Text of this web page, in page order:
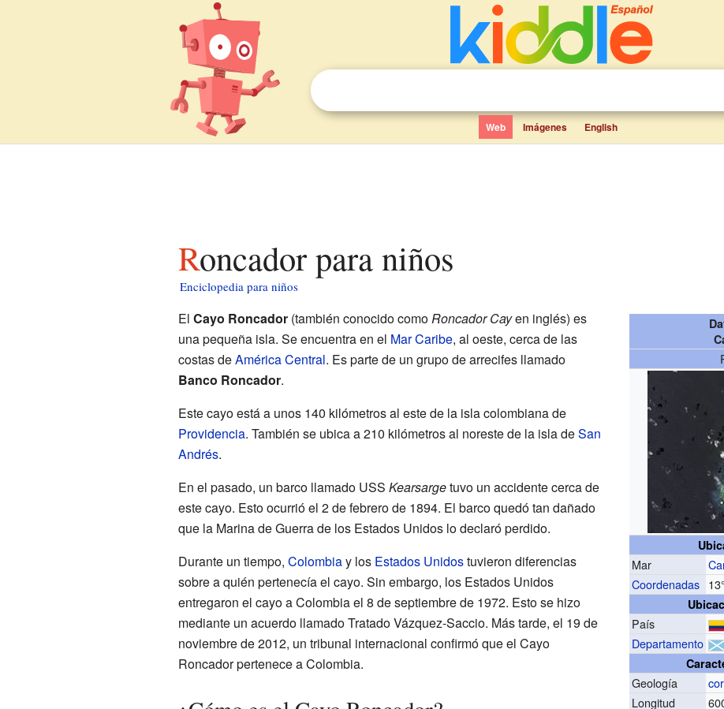
Web Imágenes English
Roncador para niños
Enciclopedia para niños
Mar
Coordenadas
País
Departamento
Geología
Longitud
El Cayo Roncador(también conocido comoRoncador Cayen inglés) es
una pequeña isla. Se encuentra en el Mar Caribe, al oeste, cerca de las
costas deAmérica Central. Es parte de un grupo de arrecifes llamado
Banco Roncador.
Este cayo está a unos 140 kilómetros al este de la isla colombiana de
Providencia. También se ubica a 210 kilómetros al noreste de la isla deSan
Andrés.
En el pasado, un barco llamado USS Kearsargetuvo un accidente cerca de
este cayo. Esto ocurrió el 2 de febrero de 1894. El barco quedó tan dañado
que la Marina de Guerra de los Estados Unidos lo declaró perdido.
Durante un tiempo, Colombiay los Estados Unidostuvieron diferencias
sobre a quién pertenecía el cayo. Sin embargo, los Estados Unidos
entregaron el cayo a Colombia el 8 de septiembre de 1972. Esto se hizo
mediante un acuerdo llamado Tratado Vázquez-Saccio. Más tarde, el 19 de
noviembre de 2012, un tribunal internacional confirmó que el Cayo
Roncador pertenece a Colombia.